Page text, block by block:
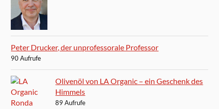
Peter Drucker, der unprofessorale Professor
90 Aufrufe
Olivenöl von LA Organic – ein Geschenk des
Himmels
89 Aufrufe